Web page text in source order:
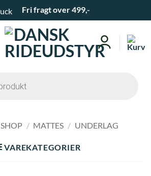
Fri fragt over 499,-
SHOP / MATTES / UNDERLAG
VAREKATEGORIER